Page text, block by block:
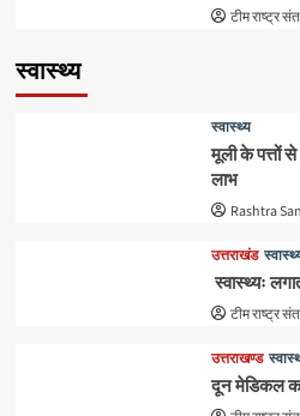
टीम राष्ट्र
स्वास्थ्य
स्वास्थ्य
मूली के पत्तों
लाभ
Rashtra
उत्तराखंड
स्वास्थ्यः
टीम राष्ट्र
उत्तराखण्ड
दून मेडिकल